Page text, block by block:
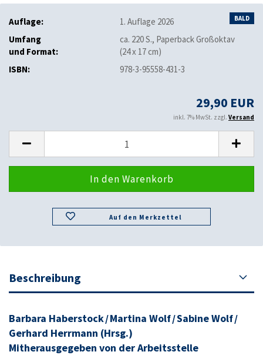
BALD
Auflage:
1. Auflage 2026
Umfang
und Format:
ca. 220 S., Paperback Großoktav
(24 x 17 cm)
ISBN:
978-3-95558-431-3
29,90 EUR
inkl. 7% MwSt. zzgl. Versand
Auf den Merkzettel
Beschreibung
Barbara Haberstock / Martina Wolf / Sabine Wolf /
Gerhard Herrmann (Hrsg.)
Mitherausgegeben von der Arbeitsstelle